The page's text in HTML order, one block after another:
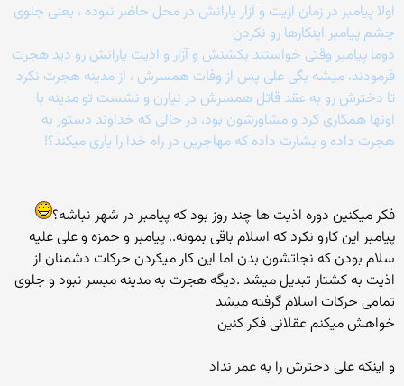
اولا پیامبر در زمان ازیت و آزار یارانش در محل حاضر نبوده ، یعنی جلوی
چشم پیامبر اینکارها رو نکردن
دوما پیامبر وقتی خواستند بکشنش و آزار و اذیت یارانش رو دید هجرت
فرمودند، میشه بگی علی پس از وفات همسرش ، از مدینه هجرت نکرد
تا دخترش رو به عقد قاتل همسرش در نیارن و نشست تو مدینه با
اونها همکاری کرد و مشاورشون بود، در حالی که خداوند دستور به
هجرت داده و بشارت داده که مهاجرین در راه خدا را یاری میکند؟!
فکر میکنین دوره اذیت ها چند روز بود که پیامبر در شهر نباشه؟
پیامبر این کارو نکرد که اسلام باقی بمونه.. پیامبر و حمزه و علی علیه
سلام بودن که نجاتشون بدن اما این کار میکردن حرکات دشمنان از
اذیت به کشتار تبدیل میشد .دیگه هجرت به مدینه میسر نبود و جلوی
تمامی حرکات اسلام گرفته میشد
خواهش میکنم عقلانی فکر کنین
و اینکه علی دخترش را به عمر نداد